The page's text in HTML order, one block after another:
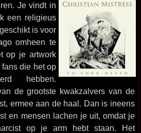
Je vindt in
een religieus
is voor
omheen te
op je artwork
die het op
hebben.
de grootste kwakzalvers van de
ermee aan de haal. Dan is ineens
en mensen lachen je uit, omdat je
op je arm hebt staan. Het